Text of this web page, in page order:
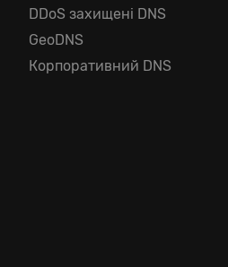
DDoS захищені DNS
GeoDNS
Корпоративний DNS